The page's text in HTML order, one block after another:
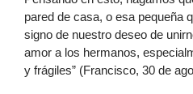
pared de casa, o esa pequeña
signo de nuestro deseo de
amor a los hermanos,
y frágiles” (Francisco, 30 de